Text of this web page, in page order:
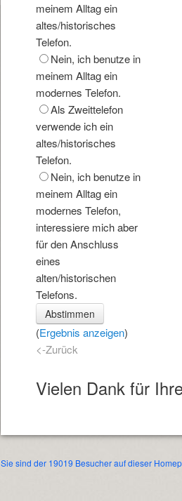
meinem Alltag ein
altes/historisches
Telefon.
Nein, ich benutze in
meinem Alltag ein
modernes Telefon.
Als Zweittelefon
verwende ich ein
altes/historisches
Telefon.
Nein, ich benutze in
meinem Alltag ein
modernes Telefon,
interessiere mich aber
für den Anschluss
eines
alten/historischen
Telefons.
(Ergebnis anzeigen)
<-Zurück
Vielen Dank für
Sie sind der 19019 Besucher auf dieser